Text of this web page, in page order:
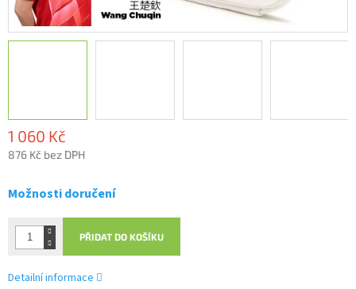
1 060 Kč
876 Kč bez DPH
cena:
Možnosti doručení
PŘIDAT DO KOŠÍKU
Detailní informace